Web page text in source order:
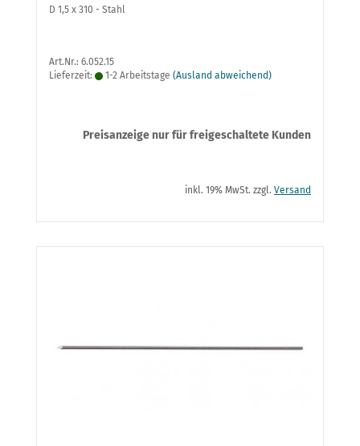
D 1,5 x 310 - Stahl
Art.Nr.: 6.052.15
Lieferzeit:
1-2 Arbeitstage (Ausland abweichend)
Preisanzeige nur für freigeschaltete Kunden
inkl. 19% MwSt. zzgl. Versand